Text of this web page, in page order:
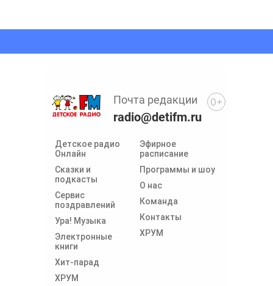
Детское радио
Онлайн
Сказки и
подкасты
Сервис
поздравлений
Ура! Музыка
Электронные
книги
Хит-парад
ХРУМ
Эфирное
расписание
Программы и шоу
О нас
Команда
Контакты
ХРУМ
Почта редакции
radio@detifm.ru
0+